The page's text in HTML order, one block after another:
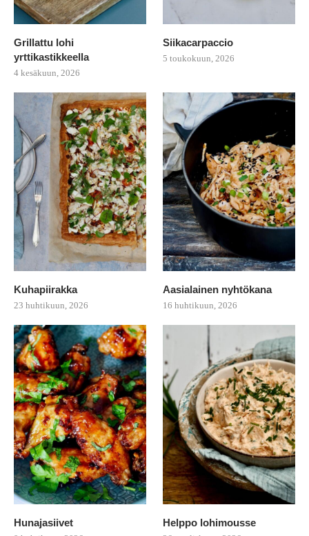
Grillattu lohi
yrttikastikkeella
4 kesäkuun, 2026
Siikacarpaccio
5 toukokuun, 2026
Kuhapiirakka
23 huhtikuun, 2026
Aasialainen nyhtökana
16 huhtikuun, 2026
Hunajasiivet Helppo lohimousse